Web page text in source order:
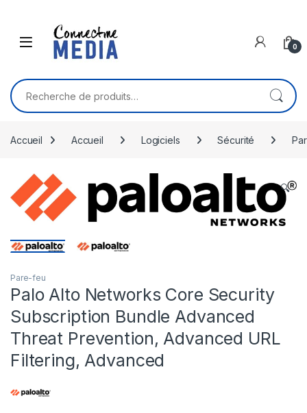
0
Recherche pour :
Accueil Accueil Logiciels Sécurité
🔍
Pare-feu
Palo Alto Networks Core Security
Subscription Bundle Advanced
Threat Prevention, Advanced URL
Filtering, Advanced